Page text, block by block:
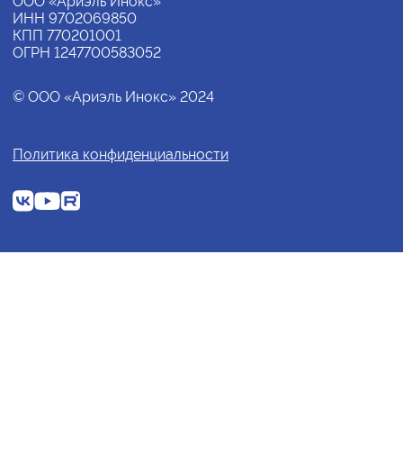
ИНН 9702069850
КПП 770201001
ОГРН 1247700583052
© ООО «Ариэль Инокс» 2024
Политика конфиденциальности